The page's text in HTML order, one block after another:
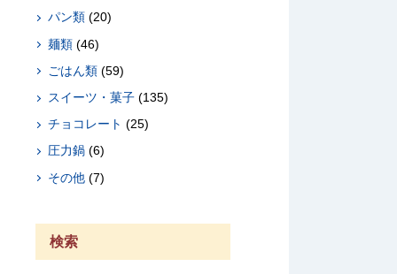
パン類 (20)
麺類 (46)
ごはん類 (59)
スイーツ・菓子 (135)
チョコレート (25)
圧力鍋 (6)
その他 (7)
検索